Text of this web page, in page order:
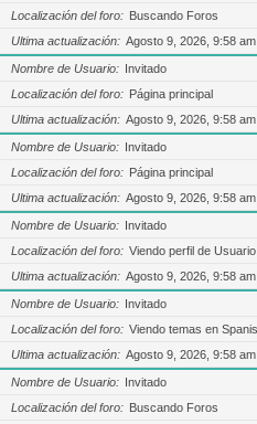
Localización del foro
Buscando Foros
Ultima actualización
Agosto 9, 2026, 9:58 am
Nombre de Usuario
Invitado
Localización del foro
Página principal
Ultima actualización
Agosto 9, 2026, 9:58 am
Nombre de Usuario
Invitado
Localización del foro
Página principal
Ultima actualización
Agosto 9, 2026, 9:58 am
Nombre de Usuario
Invitado
Localización del foro
Viendo perfil de Usuario
Ultima actualización
Agosto 9, 2026, 9:58 am
Nombre de Usuario
Invitado
Localización del foro
Viendo temas en
Ultima actualización
Agosto 9, 2026, 9:58 am
Nombre de Usuario
Invitado
Localización del foro
Buscando Foros